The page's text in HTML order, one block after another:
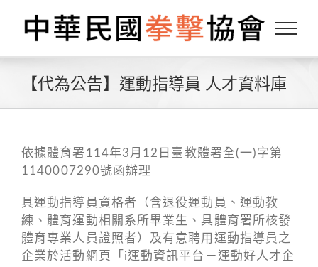
content
【代為公告】運動指導員 人才資料庫
依據體育署114年3月12日臺教體署全(一)字第
1140007290號函辦理
具運動指導員資格者（含退役運動員、運動教
練、體育運動相關系所畢業生、具體育署所核發
體育專業人員證照者）及有意聘用運動指導員之
企業於活動網頁「i運動資訊平台－運動好人才企